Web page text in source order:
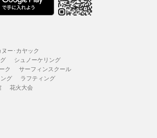
ヌー･カヤック
シュノーケリング
ク
サーフィンスクール
グ
ラフティング
花火大会